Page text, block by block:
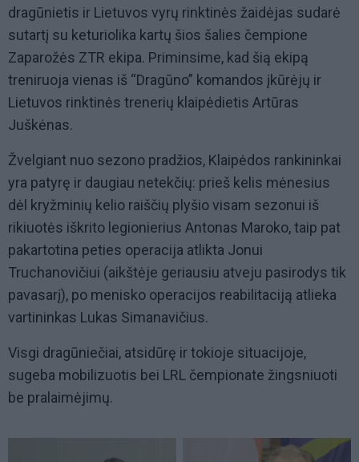
dragūnietis ir Lietuvos vyrų rinktinės žaidėjas sudarė
sutartį su keturiolika kartų šios šalies čempione
Zaparožės ZTR ekipa. Priminsime, kad šią ekipą
treniruoja vienas iš “Dragūno” komandos įkūrėjų ir
Lietuvos rinktinės trenerių klaipėdietis Artūras
Juškėnas.
Žvelgiant nuo sezono pradžios, Klaipėdos rankininkai
yra patyrę ir daugiau netekčių: prieš kelis mėnesius
dėl kryžminių kelio raiščių plyšio visam sezonui iš
rikiuotės iškrito legionierius Antonas Maroko, taip pat
pakartotina peties operacija atlikta Jonui
Truchanovičiui (aikštėje geriausiu atveju pasirodys tik
pavasarį), po menisko operacijos reabilitaciją atlieka
vartininkas Lukas Simanavičius.
Visgi dragūniečiai, atsidūrę ir tokioje situacijoje,
sugeba mobilizuotis bei LRL čempionate žingsniuoti
be pralaimėjimų.